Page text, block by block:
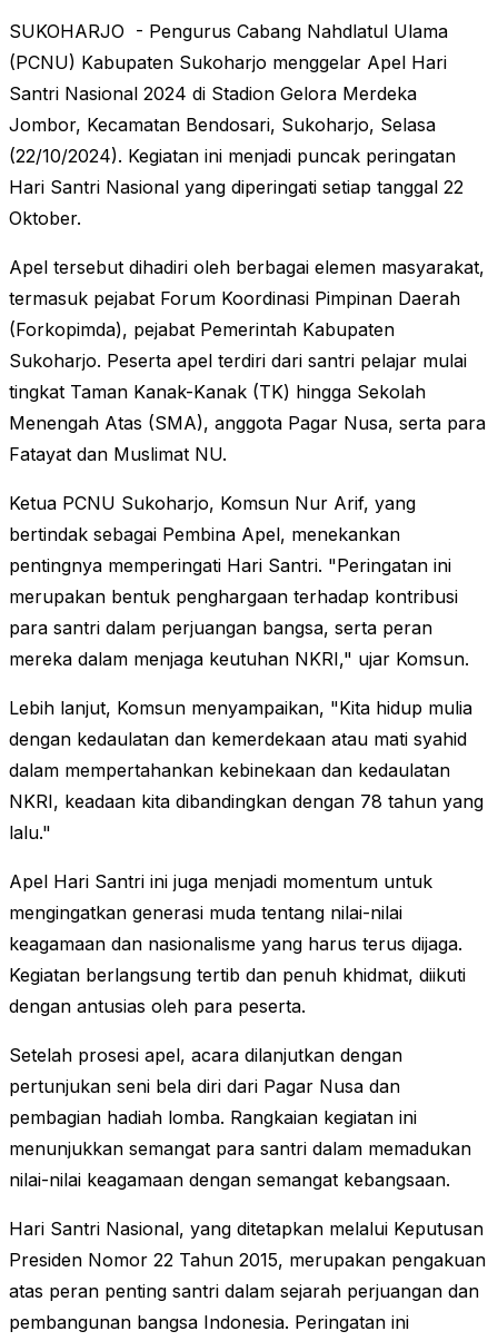
SUKOHARJO - Pengurus Cabang Nahdlatul Ulama
(PCNU) Kabupaten Sukoharjo menggelar Apel Hari
Santri Nasional 2024 di Stadion Gelora Merdeka
Jombor, Kecamatan Bendosari, Sukoharjo, Selasa
(22/10/2024). Kegiatan ini menjadi puncak peringatan
Hari Santri Nasional yang diperingati setiap tanggal 22
Oktober.
Apel tersebut dihadiri oleh berbagai elemen masyarakat,
termasuk pejabat Forum Koordinasi Pimpinan Daerah
(Forkopimda), pejabat Pemerintah Kabupaten
Sukoharjo. Peserta apel terdiri dari santri pelajar mulai
tingkat Taman Kanak-Kanak (TK) hingga Sekolah
Menengah Atas (SMA), anggota Pagar Nusa, serta para
Fatayat dan Muslimat NU.
Ketua PCNU Sukoharjo, Komsun Nur Arif, yang
bertindak sebagai Pembina Apel, menekankan
pentingnya memperingati Hari Santri. "Peringatan ini
merupakan bentuk penghargaan terhadap kontribusi
para santri dalam perjuangan bangsa, serta peran
mereka dalam menjaga keutuhan NKRI," ujar Komsun.
Lebih lanjut, Komsun menyampaikan, "Kita hidup mulia
dengan kedaulatan dan kemerdekaan atau mati syahid
dalam mempertahankan kebinekaan dan kedaulatan
NKRI, keadaan kita dibandingkan dengan 78 tahun yang
lalu."
Apel Hari Santri ini juga menjadi momentum untuk
mengingatkan generasi muda tentang nilai-nilai
keagamaan dan nasionalisme yang harus terus dijaga.
Kegiatan berlangsung tertib dan penuh khidmat, diikuti
dengan antusias oleh para peserta.
Setelah prosesi apel, acara dilanjutkan dengan
pertunjukan seni bela diri dari Pagar Nusa dan
pembagian hadiah lomba. Rangkaian kegiatan ini
menunjukkan semangat para santri dalam memadukan
nilai-nilai keagamaan dengan semangat kebangsaan.
Hari Santri Nasional, yang ditetapkan melalui Keputusan
Presiden Nomor 22 Tahun 2015, merupakan pengakuan
atas peran penting santri dalam sejarah perjuangan dan
pembangunan bangsa Indonesia. Peringatan ini